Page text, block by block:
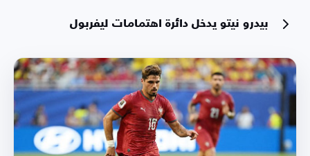
بيدرو نيتو يدخل دائرة اهتمامات ليفربول